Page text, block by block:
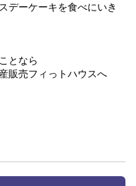
デーケーキを食べにいき
となら
販売フィっトハウスへ